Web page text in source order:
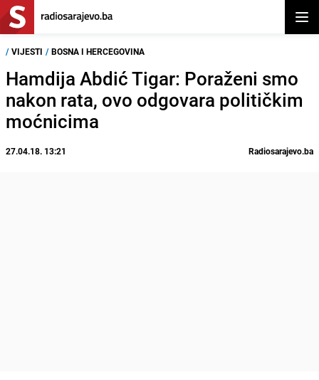
/ VIJESTI / BOSNA I HERCEGOVINA
Hamdija Abdić Tigar: Poraženi smo
nakon rata, ovo odgovara političkim
moćnicima
27.04.18. 13:21 Radiosarajevo.ba